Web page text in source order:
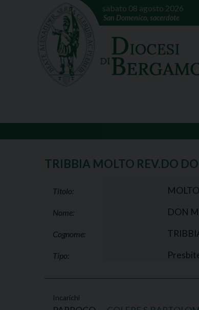
sabato 08 agosto 2026
San Domenico, sacerdote
TRIBBIA MOLTO REV.DO
Titolo:
Nome: DON
Cognome:
Tipo:
Incarichi